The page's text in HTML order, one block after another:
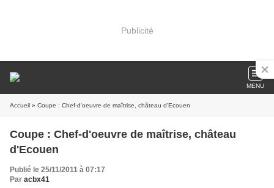
Publicité
MENU
Accueil » Coupe : Chef-d'oeuvre de maîtrise, château d'Ecouen
Coupe : Chef-d'oeuvre de maîtrise, château
d'Ecouen
Publié le 25/11/2011 à 07:17
Par acbx41